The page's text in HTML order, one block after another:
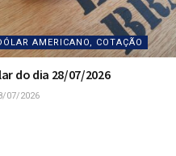
AMERICANO, COTAÇÃO
do dia 28/07/2026
07/2026